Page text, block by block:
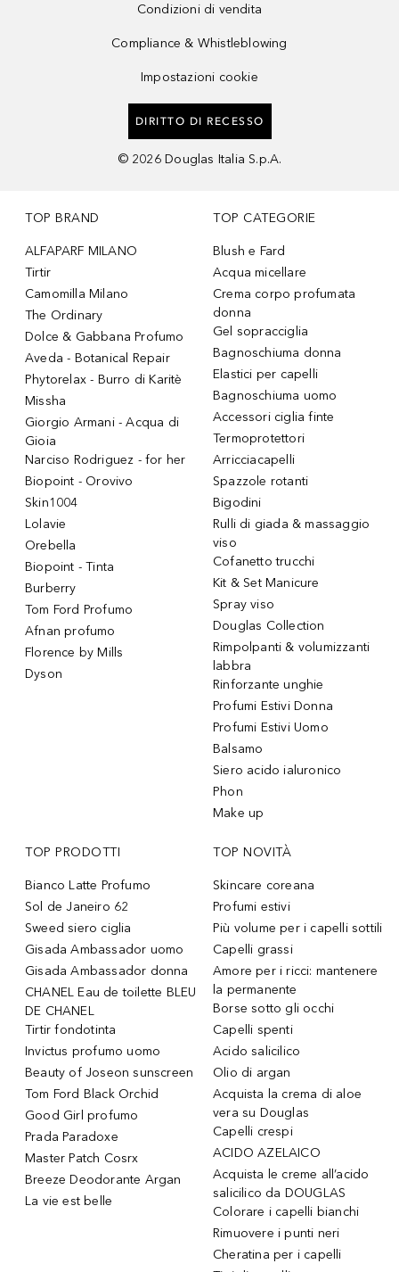
Condizioni di vendita
Compliance & Whistleblowing
Impostazioni cookie
DIRITTO DI RECESSO
© 2026 Douglas Italia S.p.A.
TOP BRAND
ALFAPARF MILANO
Tirtir
Camomilla Milano
The Ordinary
Dolce & Gabbana Profumo
Aveda - Botanical Repair
Phytorelax - Burro di Karitè
Missha
Giorgio Armani - Acqua di
Gioia
Narciso Rodriguez - for her
Biopoint - Orovivo
Skin1004
Lolavie
Orebella
Biopoint - Tinta
Burberry
Tom Ford Profumo
Afnan profumo
Florence by Mills
Dyson
TOP CATEGORIE
Blush e Fard
Acqua micellare
Crema corpo profumata
donna
Gel sopracciglia
Bagnoschiuma donna
Elastici per capelli
Bagnoschiuma uomo
Accessori ciglia finte
Termoprotettori
Arricciacapelli
Spazzole rotanti
Bigodini
Rulli di giada & massaggio
viso
Cofanetto trucchi
Kit & Set Manicure
Spray viso
Douglas Collection
Rimpolpanti & volumizzanti
labbra
Rinforzante unghie
Profumi Estivi Donna
Profumi Estivi Uomo
Balsamo
Siero acido ialuronico
Phon
Make up
TOP PRODOTTI
Bianco Latte Profumo
Sol de Janeiro 62
Sweed siero ciglia
Gisada Ambassador uomo
Gisada Ambassador donna
CHANEL Eau de toilette BLEU
DE CHANEL
Tirtir fondotinta
Invictus profumo uomo
Beauty of Joseon sunscreen
Tom Ford Black Orchid
Good Girl profumo
Prada Paradoxe
Master Patch Cosrx
Breeze Deodorante Argan
La vie est belle
TOP NOVITÀ
Skincare coreana
Profumi estivi
Più volume per i capelli sottili
Capelli grassi
Amore per i ricci: mantenere
la permanente
Borse sotto gli occhi
Capelli spenti
Acido salicilico
Olio di argan
Acquista la crema di aloe
vera su Douglas
Capelli crespi
ACIDO AZELAICO
Acquista le creme all’acido
salicilico da DOUGLAS
Colorare i capelli bianchi
Rimuovere i punti neri
Cheratina per i capelli